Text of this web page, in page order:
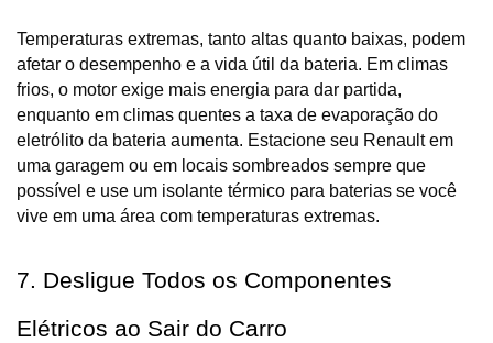
Temperaturas extremas, tanto altas quanto baixas, podem
afetar o desempenho e a vida útil da bateria. Em climas
frios, o motor exige mais energia para dar partida,
enquanto em climas quentes a taxa de evaporação do
eletrólito da bateria aumenta. Estacione seu Renault em
uma garagem ou em locais sombreados sempre que
possível e use um isolante térmico para baterias se você
vive em uma área com temperaturas extremas.
7. Desligue Todos os Componentes
Elétricos ao Sair do Carro